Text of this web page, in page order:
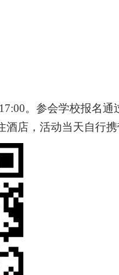
。参会学校报名
店，活动当天自行携